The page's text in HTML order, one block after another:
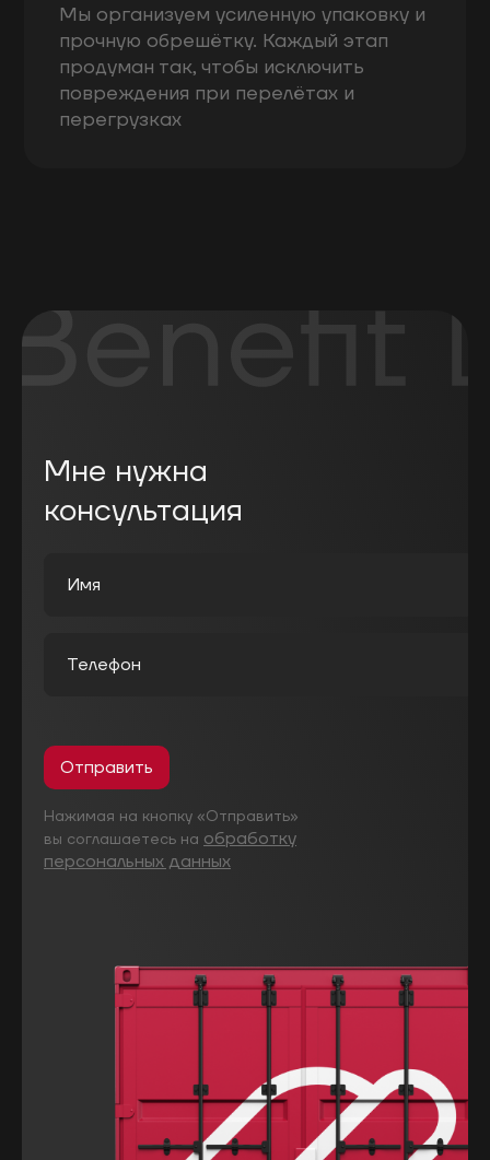
Мы организуем усиленную упаковку и
прочную обрешётку. Каждый этап
продуман так, чтобы исключить
повреждения при перелётах и
перегрузках
Мне нужна
консультация
Отправить
Нажимая на кнопку «Отправить»
вы соглашаетесь на обработку
персональных данных